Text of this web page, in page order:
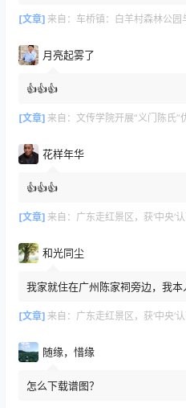
[文章] 来自： 车桥镇：白羊村森林公园与义门陈文化产业园
月亮起雾了
👍👍👍
[文章] 来自： 文传学院开展“义门陈氏”优良家
花样年华
👍👍👍
[文章] 来自： 广东走红景区，获‘中央’认可，荣膺
和光同尘
我家就住在广州陈家祠旁边，我本
道自己是否也来自义门陈氏。
[文章] 来自： 广东走红景区，获‘中央’认可，荣膺
随缘，惜缘
怎么下载谱图？